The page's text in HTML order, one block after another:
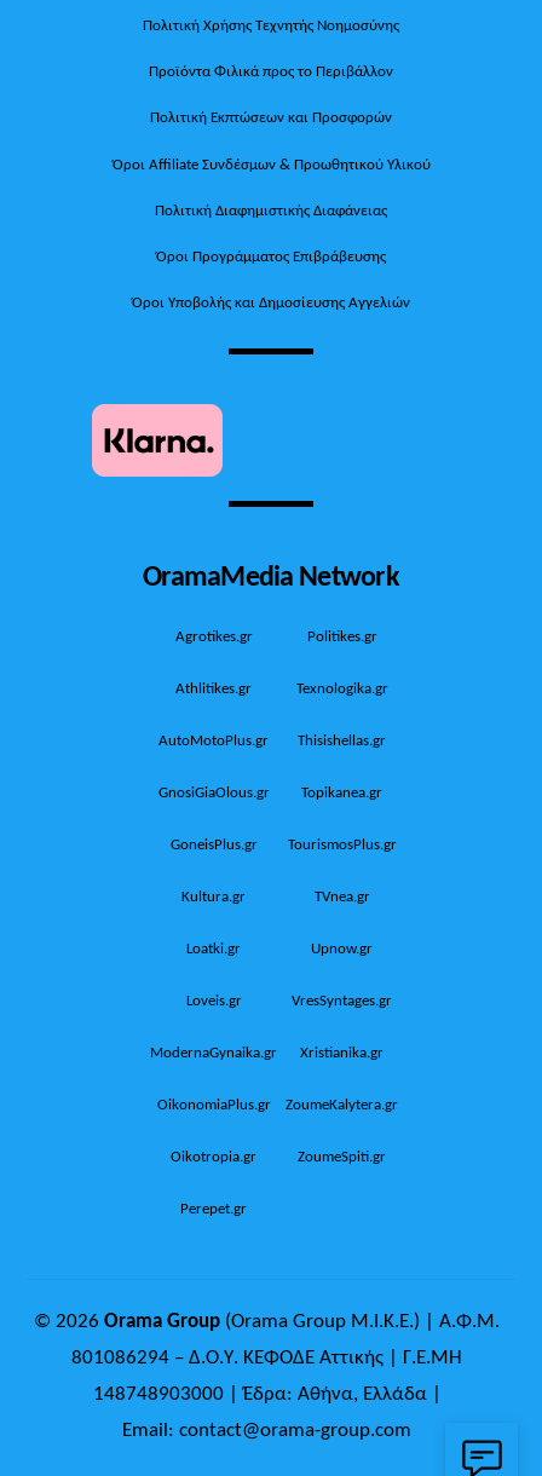
Πολιτική Χρήσης Τεχνητής Νοημοσύνης
Προϊόντα Φιλικά προς το Περιβάλλον
Πολιτική Εκπτώσεων και Προσφορών
Όροι Affiliate Συνδέσμων & Προωθητικού Υλικού
Πολιτική Διαφημιστικής Διαφάνειας
Όροι Προγράμματος Επιβράβευσης
Όροι Υποβολής και Δημοσίευσης Αγγελιών
OramaMedia Network
Agrotikes.gr Politikes.gr
Athlitikes.gr Texnologika.gr
AutoMotoPlus.gr Thisishellas.gr
GnosiGiaOlous.gr Topikanea.gr
GoneisPlus.gr TourismosPlus.gr
Kultura.gr TVnea.gr
Loatki.gr Upnow.gr
Loveis.gr VresSyntages.gr
ModernaGynaika.gr Xristianika.gr
OikonomiaPlus.gr ZoumeKalytera.gr
Oikotropia.gr ZoumeSpiti.gr
Perepet.gr
© 2026Orama Group (Orama Group Μ.Ι.Κ.Ε.) | Α.Φ.Μ.
801086294 – Δ.Ο.Υ. ΚΕΦΟΔΕ Αττικής | Γ.Ε.ΜΗ
148748903000 | Έδρα: Αθήνα, Ελλάδα |
Email: contact@orama-group.com